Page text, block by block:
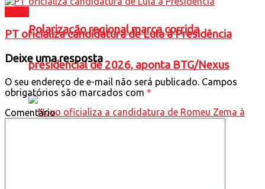
Polarização regional marca corrida
presidencial de 2026, aponta BTG/Nexus
PT oficializa candidatura de Lula à Presidência
Deixe uma resposta
O seu endereço de e-mail não será publicado. Campos
obrigatórios são marcados com *
Comentário